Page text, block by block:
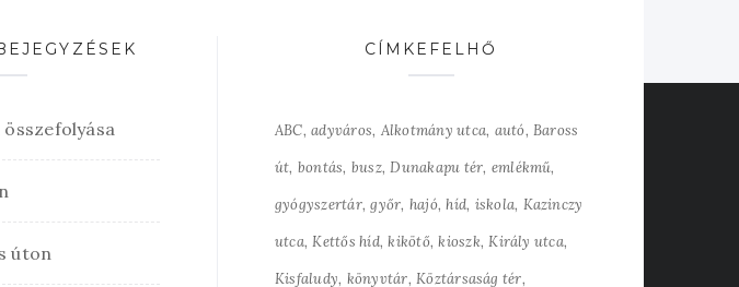
összefolyása
úton
CÍMKEFELHŐ
ABC adyváros Alkotmány utca autó Baross
út bontás busz Dunakapu tér emlékmű
gyógyszertár győr hajó híd iskola Kazinczy
utca Kettős híd kikötő kioszk Király utca
Kisfaludy könyvtár Köztársaság tér